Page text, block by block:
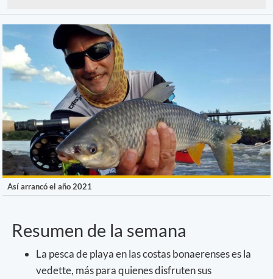
Así arrancó el año 2021
Resumen de la semana
La pesca de playa en las costas bonaerenses es la
vedette, más para quienes disfruten sus